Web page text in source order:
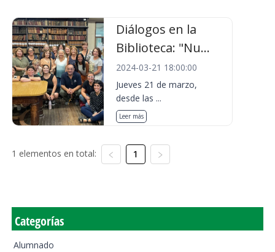
Diálogos en la
Biblioteca: "Nu...
2024-03-21 18:00:00
Jueves 21 de marzo,
desde las ...
Leer más
1 elementos en total: 1
Categorías
Alumnado